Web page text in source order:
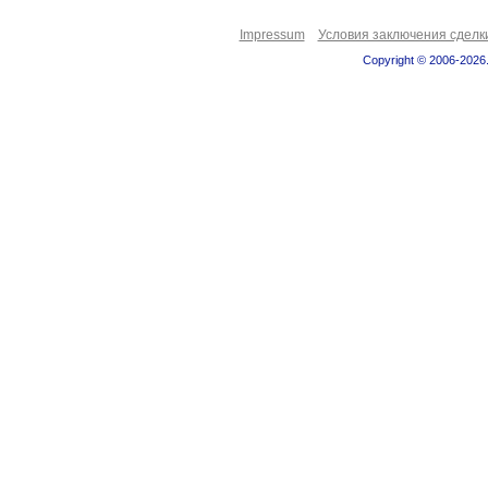
Impressum Условия заключения
Copyright © 2006-